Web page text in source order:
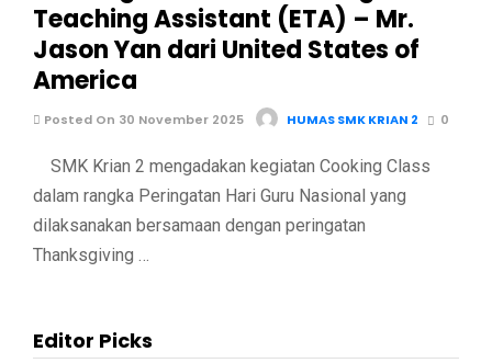
Teaching Assistant (ETA) – Mr.
Jason Yan dari United States of
America
Posted On 30 November 2025 HUMAS SMK KRIAN 2 0
SMK Krian 2 mengadakan kegiatan Cooking Class
dalam rangka Peringatan Hari Guru Nasional yang
dilaksanakan bersamaan dengan peringatan
Thanksgiving …
Editor Picks